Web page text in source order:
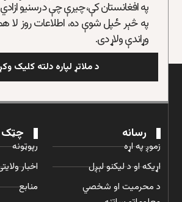
په افغانستان کې، چیرې چې د رسنیو ازادي د
په څېر ځپل شوې ده، اطلاعات روز لا
وړاندې ولاړ دی.
د ملاتړ لپاره دلته کلیک
رسانه
زموږ په اړه
اړیکه او د لیکنو لېږل
د محرمیت او شخصي
چټک
رپوټونه
اخبار
منابع